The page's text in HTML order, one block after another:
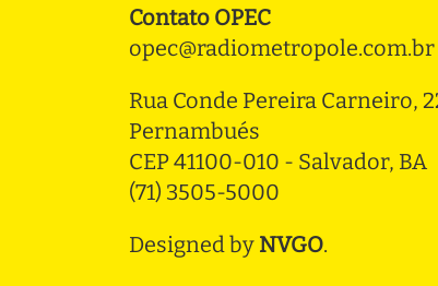
Contato OPEC
opec@radiometropole.com.br
Rua Conde Pereira Carneiro,
Pernambués
CEP 41100-010 - Salvador, BA
(71) 3505-5000
Designed by NVGO.